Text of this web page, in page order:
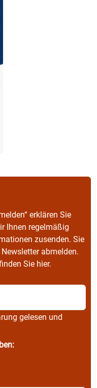
erklären Sie
Ihnen regelmäßig
zusenden. Sie
abmelden.
Sie hier.
gelesen und